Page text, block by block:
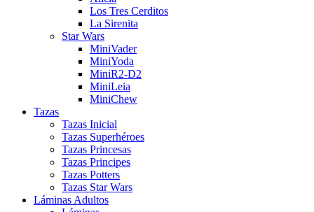
Los Tres Cerditos
La Sirenita
Star Wars
MiniVader
MiniYoda
MiniR2-D2
MiniLeia
MiniChew
Tazas
Tazas Inicial
Tazas Superhéroes
Tazas Princesas
Tazas Principes
Tazas Potters
Tazas Star Wars
Láminas Adultos